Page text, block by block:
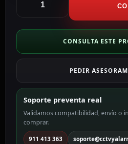
Control
Cortinas
T1S
AQ-
M03D
cantidad
CONSULTA ESTE
PEDIR
Soporte preventa real
Validamos compatibilidad, envío o
comprar.
911 413 363